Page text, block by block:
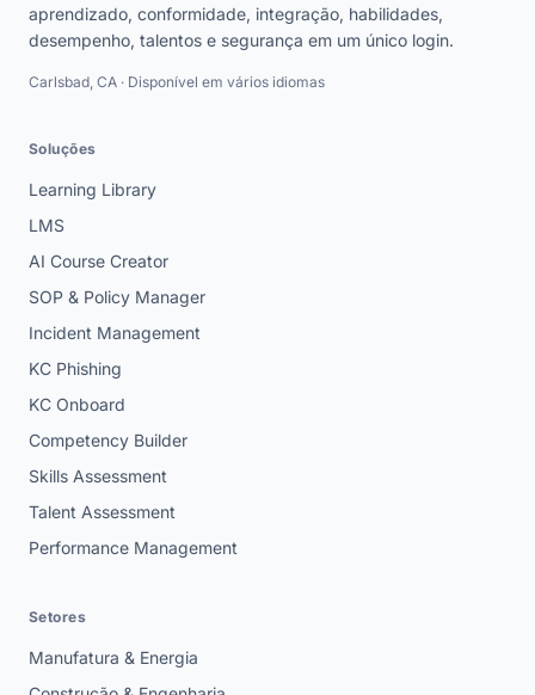
aprendizado, conformidade, integração, habilidades,
desempenho, talentos e segurança em um único login.
Carlsbad, CA · Disponível em vários idiomas
Soluções
Learning Library
LMS
AI Course Creator
SOP & Policy Manager
Incident Management
KC Phishing
KC Onboard
Competency Builder
Skills Assessment
Talent Assessment
Performance Management
Setores
Manufatura & Energia